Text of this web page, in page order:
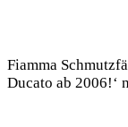
Fiamma
Ducato ab 2006!‘